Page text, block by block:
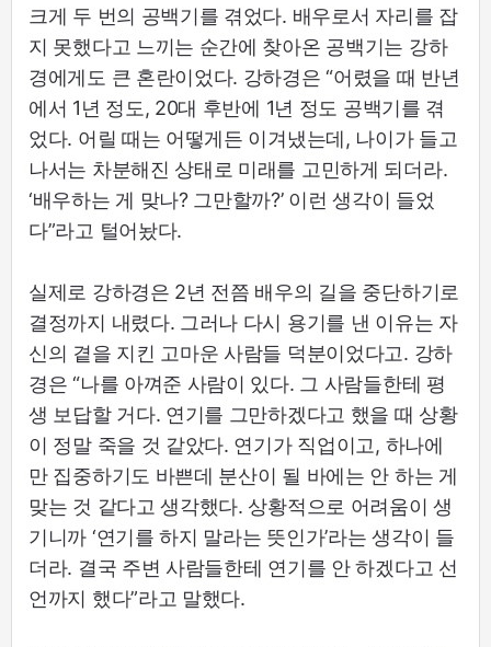
크게 두 번의 공백기를 겪었다. 배우로서 자리를 잡
지 못했다고 느끼는 순간에 찾아온 공백기는 강하
경에게도 큰 혼란이었다. 강하경은 “어렸을 때 반년
에서 1년 정도, 20대 후반에 1년 정도 공백기를 겪
었다. 어릴 때는 어떻게든 이겨냈는데, 나이가 들고
나서는 차분해진 상태로 미래를 고민하게 되더라.
‘배우하는 게 맞나? 그만할까?’ 이런 생각이 들었
다”라고 털어놨다.
실제로 강하경은 2년 전쯤 배우의 길을 중단하기로
결정까지 내렸다. 그러나 다시 용기를 낸 이유는 자
신의 곁을 지킨 고마운 사람들 덕분이었다고. 강하
경은 “나를 아껴준 사람이 있다. 그 사람들한테 평
생 보답할 거다. 연기를 그만하겠다고 했을 때 상황
이 정말 죽을 것 같았다. 연기가 직업이고, 하나에
만 집중하기도 바쁜데 분산이 될 바에는 안 하는 게
맞는 것 같다고 생각했다. 상황적으로 어려움이 생
기니까 ‘연기를 하지 말라는 뜻인가’라는 생각이 들
더라. 결국 주변 사람들한테 연기를 안 하겠다고 선
언까지 했다”라고 말했다.